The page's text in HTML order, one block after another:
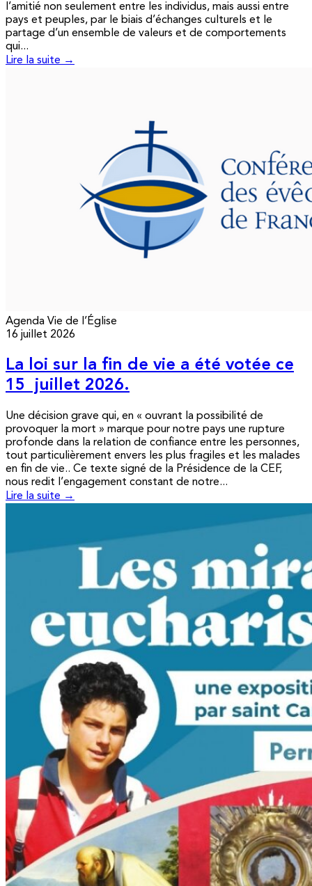
l’amitié non seulement entre les individus, mais aussi entre
pays et peuples, par le biais d’échanges culturels et le
partage d’un ensemble de valeurs et de comportements
qui...
Lire la suite →
Agenda Vie de l’Église
16 juillet 2026
La loi sur la fin de vie a été votée ce
15 juillet 2026.
Une décision grave qui, en « ouvrant la possibilité de
provoquer la mort » marque pour notre pays une rupture
profonde dans la relation de confiance entre les personnes,
tout particulièrement envers les plus fragiles et les malades
en fin de vie.. Ce texte signé de la Présidence de la CEF,
nous redit l’engagement constant de notre...
Lire la suite →